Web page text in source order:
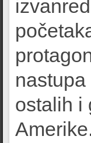
ostalih i